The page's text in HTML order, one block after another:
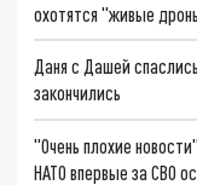
охотятся "живые
Даня с Дашей
закончились
"Очень плохие
НАТО впервые за СВО